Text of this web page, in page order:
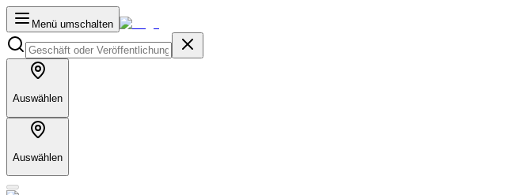
Menü umschalten
Auswählen
Auswählen